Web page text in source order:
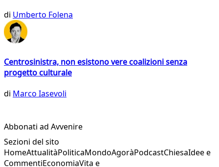
di Umberto Folena
Centrosinistra, non esistono vere coalizioni senza
progetto culturale
di Marco Iasevoli
Abbonati ad Avvenire
Sezioni del sito
HomeAttualitàPoliticaMondoAgoràPodcastChiesaIdee e
CommentiEconomiaVita e